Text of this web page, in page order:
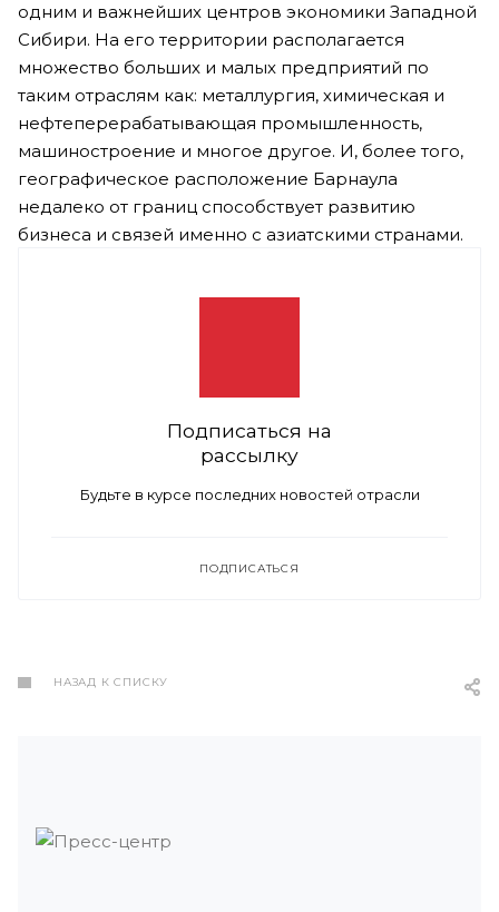
одним и важнейших центров экономики Западной
Сибири. На его территории располагается
множество больших и малых предприятий по
таким отраслям как: металлургия, химическая и
нефтеперерабатывающая промышленность,
машиностроение и многое другое. И, более того,
географическое расположение Барнаула
недалеко от границ способствует развитию
бизнеса и связей именно с азиатскими странами.
Подписаться на
рассылку
Будьте в курсе последних новостей отрасли
ПОДПИСАТЬСЯ
НАЗАД К СПИСКУ